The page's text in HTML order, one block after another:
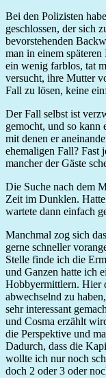
Bei den Polizisten
geschlossen, der sich
bevorstehenden
man in einem
ein wenig farblos, tat
versucht, ihre Mutter
Fall zu lösen, keine
Der Fall selbst ist
gemocht, und so kann
mit denen er
ehemaligen Fall? Fast
mancher der Gäste
Die Suche nach dem
Zeit im Dunklen.
wartete dann einfach
Manchmal zog sich
gerne schneller
Stelle finde ich die
und Ganzen hatte ich
Hobbyermittlern. Hier
abwechselnd zu
sehr interessant
und Cosma erzählt
die Perspektive und
Dadurch, dass die
wollte ich nur noch
doch 2 oder 3 oder